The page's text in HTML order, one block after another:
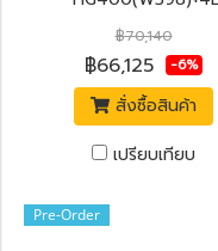
฿70,140
฿66,125 -6%
สั่งซื้อสินค้า
เปรียบเทียบ
Pre-Order